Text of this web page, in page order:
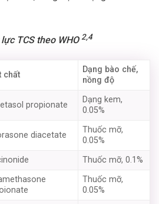
TCS theo WHO 2,4
chất
Dạng bào chế,
nồng độ
propionate
Dạng kem,
0.05%
diacetate
Thuốc mỡ,
0.05%
Thuốc mỡ, 0.1%
Thuốc mỡ,
0.05%